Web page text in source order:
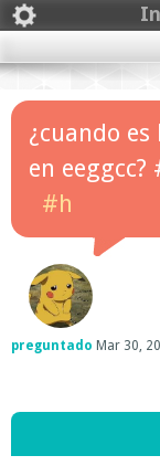
¿cuando
en
#h
preguntado Mar 30,